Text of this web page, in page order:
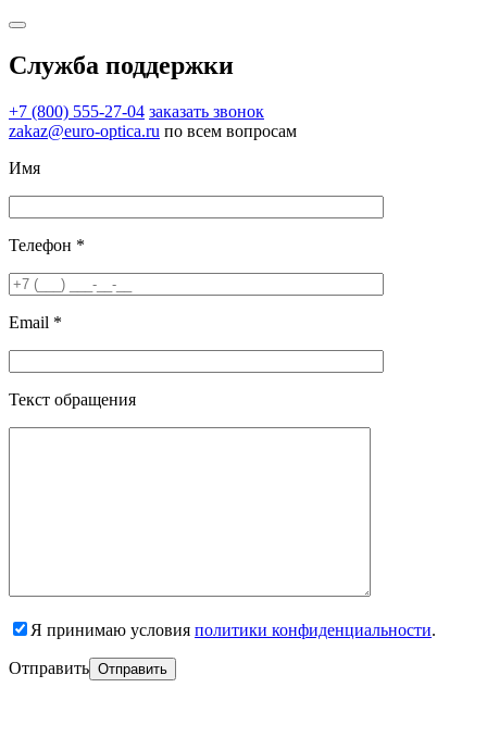
Служба поддержки
+7 (800) 555-27-04 заказать звонок
zakaz@euro-optica.ru по всем вопросам
Имя
Телефон *
Email *
Текст обращения
Я принимаю условия политики конфиденциальности.
Отправить